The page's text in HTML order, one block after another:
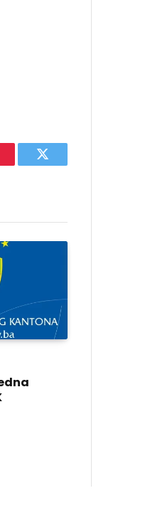
Twitter